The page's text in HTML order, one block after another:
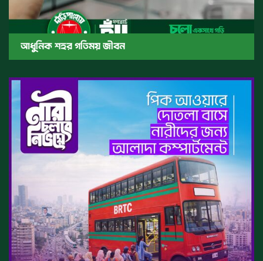
আধুনিক শহর গতিময় জীবন